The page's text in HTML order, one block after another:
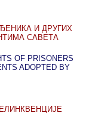
И ДРУГИХ
САВЕТА
OF PRISONERS
ADOPTED BY